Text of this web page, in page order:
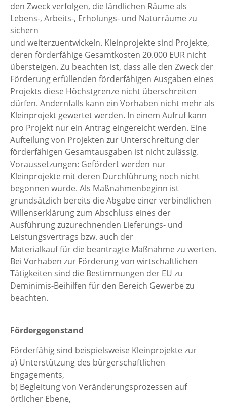
den Zweck verfolgen, die ländlichen Räume als
Lebens-, Arbeits-, Erholungs- und Naturräume zu
sichern
und weiterzuentwickeln. Kleinprojekte sind Projekte,
deren förderfähige Gesamtkosten 20.000 EUR nicht
übersteigen. Zu beachten ist, dass alle den Zweck der
Förderung erfüllenden förderfähigen Ausgaben eines
Projekts diese Höchstgrenze nicht überschreiten
dürfen. Andernfalls kann ein Vorhaben nicht mehr als
Kleinprojekt gewertet werden. In einem Aufruf kann
pro Projekt nur ein Antrag eingereicht werden. Eine
Aufteilung von Projekten zur Unterschreitung der
förderfähigen Gesamtausgaben ist nicht zulässig.
Voraussetzungen: Gefördert werden nur
Kleinprojekte mit deren Durchführung noch nicht
begonnen wurde. Als Maßnahmenbeginn ist
grundsätzlich bereits die Abgabe einer verbindlichen
Willenserklärung zum Abschluss eines der
Ausführung zuzurechnenden Lieferungs- und
Leistungsvertrags bzw. auch der
Materialkauf für die beantragte Maßnahme zu werten.
Bei Vorhaben zur Förderung von wirtschaftlichen
Tätigkeiten sind die Bestimmungen der EU zu
Deminimis-Beihilfen für den Bereich Gewerbe zu
beachten.
Fördergegenstand
Förderfähig sind beispielsweise Kleinprojekte zur
a) Unterstützung des bürgerschaftlichen
Engagements,
b) Begleitung von Veränderungsprozessen auf
örtlicher Ebene,